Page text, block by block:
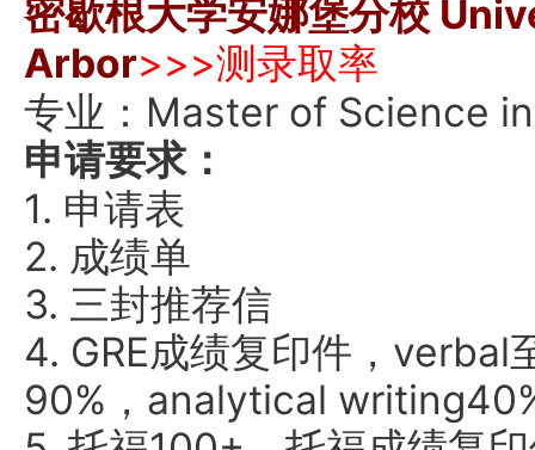
密歇根大学安娜堡分校
Arbor>>>测录取率
专业：Master of Science
申请要求：
1. 申请表
2. 成绩单
3. 三封推荐信
4. GRE成绩复印件，
90%，analytical